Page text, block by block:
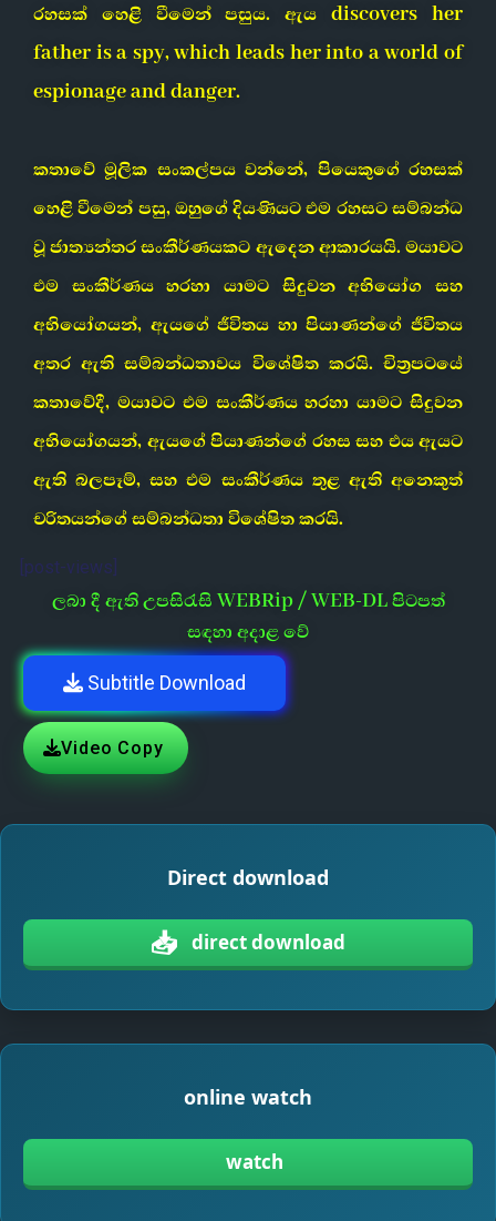
රහසක් හෙළි වීමෙන් පසුය. ඇය discovers her
father is a spy, which leads her into a world of
espionage and danger.
කතාවේ මූලික සංකල්පය වන්නේ, පියෙකුගේ රහසක්
හෙළි වීමෙන් පසු, ඔහුගේ දියණියට එම රහසට සම්බන්ධ
වූ ජාත්‍යන්තර සංකීර්ණයකට ඇදෙන ආකාරයයි. මයාවට
එම සංකීර්ණය හරහා යාමට සිදුවන අභියෝග සහ
අභියෝගයන්, ඇයගේ ජීවිතය හා පියාණන්ගේ ජීවිතය
අතර ඇති සම්බන්ධතාවය විශේෂිත කරයි. චිත්‍රපටයේ
කතාවේදී, මයාවට එම සංකීර්ණය හරහා යාමට සිදුවන
අභියෝගයන්, ඇයගේ පියාණන්ගේ රහස සහ එය ඇයට
ඇති බලපෑම්, සහ එම සංකීර්ණය තුළ ඇති අනෙකුත්
චරිතයන්ගේ සම්බන්ධතා විශේෂිත කරයි.
[post-views]
ලබා දී ඇති උපසිරැසි WEBRip / WEB-DL පිටපත්
සඳහා අදාළ වේ
Subtitle Download
Video Copy
Direct download
📥 direct download
online watch
watch